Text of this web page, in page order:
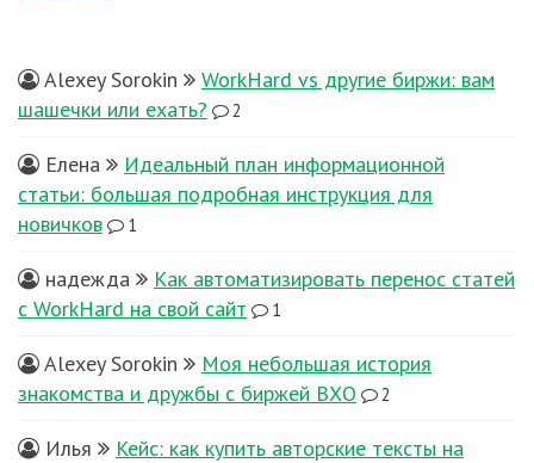
Alexey Sorokin
WorkHard vs другие биржи: вам
шашечки или ехать?
2
Елена
Идеальный план информационной
статьи: большая подробная инструкция для
новичков
1
надежда
Как автоматизировать перенос статей
с WorkHard на свой сайт
1
Alexey Sorokin
Моя небольшая история
знакомства и дружбы с биржей ВХО
2
Илья
Кейс: как купить авторские тексты на